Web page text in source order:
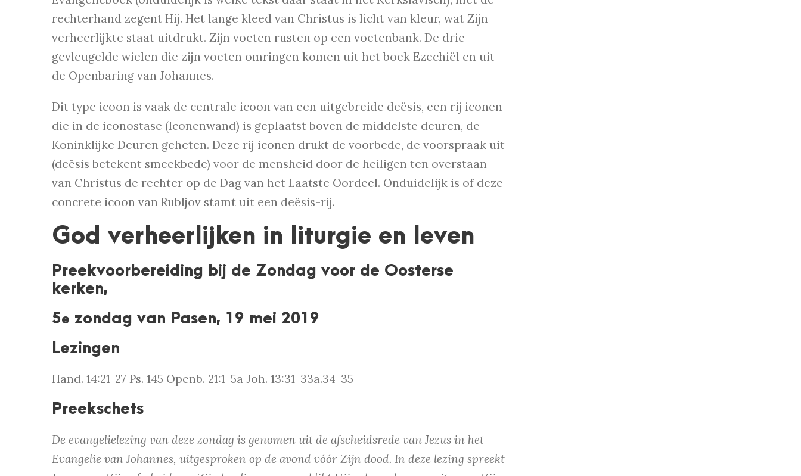
rechterhand zegent Hij. Het lange kleed van Christus is licht van kleur, wat Zijn
verheerlijkte staat uitdrukt. Zijn voeten rusten op een voetenbank. De drie
gevleugelde wielen die zijn voeten omringen komen uit het boek Ezechiël en uit
de Openbaring van Johannes.
Dit type icoon is vaak de centrale icoon van een uitgebreide deësis, een rij iconen
die in de iconostase (Iconenwand) is geplaatst boven de middelste deuren, de
Koninklijke Deuren geheten. Deze rij iconen drukt de voorbede, de voorspraak uit
(deësis betekent smeekbede) voor de mensheid door de heiligen ten overstaan
van Christus de rechter op de Dag van het Laatste Oordeel. Onduidelijk is of deze
concrete icoon van Rubljov stamt uit een deësis-rij.
God verheerlijken in liturgie en leven
Preekvoorbereiding bij de Zondag voor de Oosterse
kerken,
5e zondag van Pasen, 19 mei 2019
Lezingen
Hand. 14:21-27 Ps. 145 Openb. 21:1-5a Joh. 13:31-33a.34-35
Preekschets
De evangelielezing van deze zondag is genomen uit de afscheidsrede van Jezus in het
Evangelie van Johannes, uitgesproken op de avond vóór Zijn dood. In deze lezing spreekt